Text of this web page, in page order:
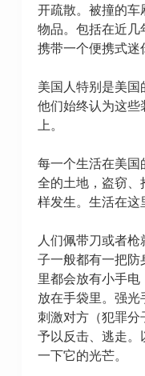
开疏散。被撞的车
物品。包括在近几
携带一个便携式迷
美国人特别是美国
他们始终认为这
上。
每一个生活在美
全的土地，盗窃
样发生。生活在这
人们佩带刀或者
子一般都有一把防
里都会放有小手
放在手袋里。强
刺激对方（犯罪分
予以反击、逃走
一下它的光芒。